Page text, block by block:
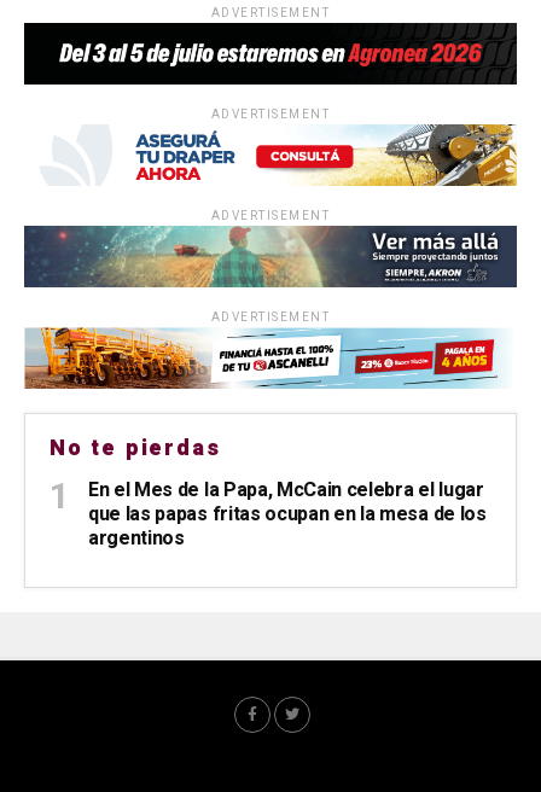
ADVERTISEMENT
ADVERTISEMENT
ADVERTISEMENT
ADVERTISEMENT
No te pierdas
En el Mes de la Papa, McCain celebra el lugar
que las papas fritas ocupan en la mesa de los
argentinos